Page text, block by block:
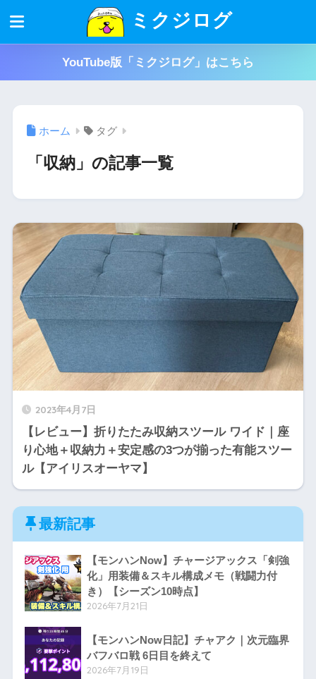
ミクジログ
YouTube版「ミクジログ」はこちら
ホーム タグ
「収納」の記事一覧
2023年4月7日
【レビュー】折りたたみ収納スツール ワイド｜座
り心地＋収納力＋安定感の3つが揃った有能スツー
ル【アイリスオーヤマ】
最新記事
【モンハンNow】チャージアックス「剣強
化」用装備＆スキル構成メモ（戦闘力付
き）【シーズン10時点】
2026年7月21日
【モンハンNow日記】チャアク｜次元臨界
バフバロ戦 6日目を終えて
2026年7月19日